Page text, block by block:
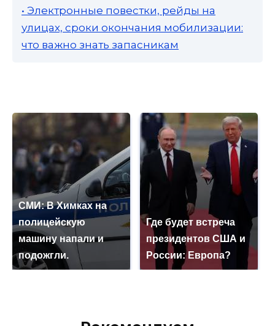
• Электронные повестки, рейды на
улицах, сроки окончания мобилизации:
что важно знать запасникам
СМИ: В Химках на
полицейскую
машину напали и
подожгли.
Где будет встреча
президентов США и
России: Европа?